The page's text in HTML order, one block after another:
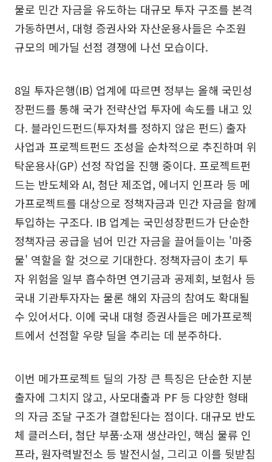
물로 민간 자금을 유도하는 대규모 투자 구조를 본격
가동하면서, 대형 증권사와 자산운용사들은 수조원
규모의 메가딜 선점 경쟁에 나선 모습이다.
8일 투자은행(IB) 업계에 따르면 정부는 올해 국민성
장펀드를 통해 국가 전략산업 투자에 속도를 내고 있
다. 블라인드펀드(투자처를 정하지 않은 펀드) 출자
사업과 프로젝트펀드 조성을 순차적으로 추진하며 위
탁운용사(GP) 선정 작업을 진행 중이다. 프로젝트펀
드는 반도체와 AI, 첨단 제조업, 에너지 인프라 등 메
가프로젝트를 대상으로 정책자금과 민간 자금을 함께
투입하는 구조다. IB 업계는 국민성장펀드가 단순한
정책자금 공급을 넘어 민간 자금을 끌어들이는 '마중
물' 역할을 할 것으로 기대한다. 정책자금이 초기 투
자 위험을 일부 흡수하면 연기금과 공제회, 보험사 등
국내 기관투자자는 물론 해외 자금의 참여도 확대될
수 있어서다. 이에 국내 대형 증권사들은 메가프로젝
트에서 선점할 우량 딜을 추리는 데 분주하다.
이번 메가프로젝트 딜의 가장 큰 특징은 단순한 지분
출자에 그치지 않고, 사모대출과 PF 등 다양한 형태
의 자금 조달 구조가 결합된다는 점이다. 대규모 반도
체 클러스터, 첨단 부품·소재 생산라인, 핵심 물류 인
프라, 원자력발전소 등 발전시설, 그리고 이를 뒷받침